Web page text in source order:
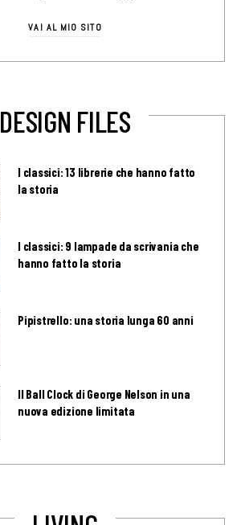
VAI AL MIO SITO
DESIGN FILES
I classici: 13 librerie che hanno fatto
la storia
I classici: 9 lampade da scrivania che
hanno fatto la storia
Pipistrello: una storia lunga 60 anni
Il Ball Clock di George Nelson in una
nuova edizione limitata